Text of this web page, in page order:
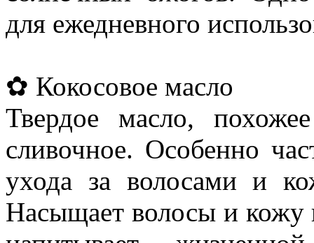
для ежедневного
✿ Кокосовое масло
Твердое масло,
сливочное. Особенно
ухода за волосами и
Насыщает волосы и кожу